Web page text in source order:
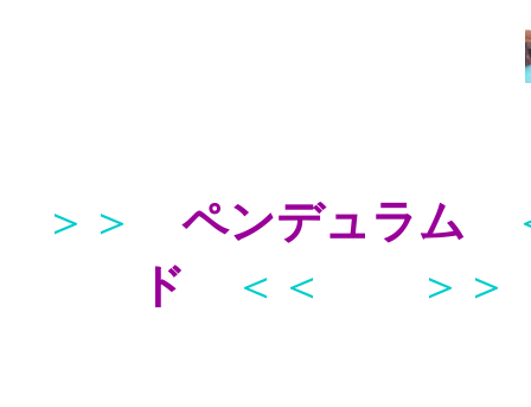
＞＞ ペンデュラム
ド
＜＜ ＞＞